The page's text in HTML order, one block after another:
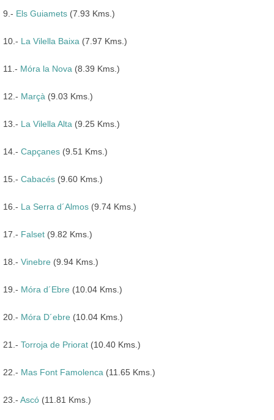
9.- Els Guiamets (7.93 Kms.)
10.- La Vilella Baixa (7.97 Kms.)
11.- Móra la Nova (8.39 Kms.)
12.- Marçà (9.03 Kms.)
13.- La Vilella Alta (9.25 Kms.)
14.- Capçanes (9.51 Kms.)
15.- Cabacés (9.60 Kms.)
16.- La Serra d´Almos (9.74 Kms.)
17.- Falset (9.82 Kms.)
18.- Vinebre (9.94 Kms.)
19.- Móra d´Ebre (10.04 Kms.)
20.- Móra D´ebre (10.04 Kms.)
21.- Torroja de Priorat (10.40 Kms.)
22.- Mas Font Famolenca (11.65 Kms.)
23.- Ascó (11.81 Kms.)